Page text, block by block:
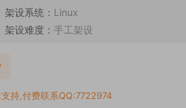
架设系统： Linux
架设难度： 手工架设
持,付费联系QQ:7722974